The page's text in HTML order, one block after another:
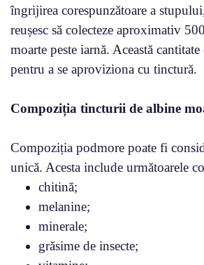
îngrijirea corespunzătoare a
reușesc să colecteze aproximativ
moarte peste iarnă. Această cantitate
pentru a se aproviziona cu tinctură.
Compoziția tincturii de albine
Compoziția podmore poate fi
unică. Acesta include următoarele
chitină;
melanine;
minerale;
grăsime de insecte;